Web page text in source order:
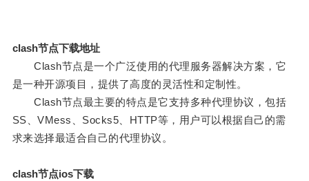
clash节点下载地址
Clash节点是一个广泛使用的代理服务器解决方案，它
是一种开源项目，提供了高度的灵活性和定制性。
Clash节点最主要的特点是它支持多种代理协议，包括
SS、VMess、Socks5、HTTP等，用户可以根据自己的需
求来选择最适合自己的代理协议。
clash节点ios下载